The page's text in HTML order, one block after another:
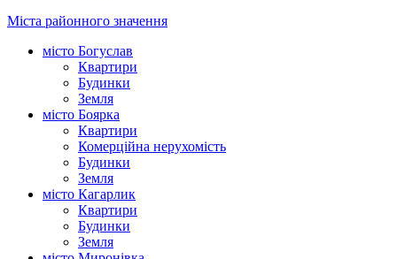
Міста районного значення
місто Богуслав
Квартири
Будинки
Земля
місто Боярка
Квартири
Комерційна нерухомість
Будинки
Земля
місто Кагарлик
Квартири
Будинки
Земля